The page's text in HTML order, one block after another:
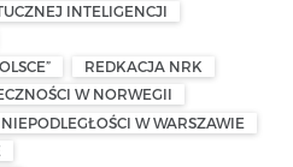
INTELIGENCJI
REDKACJA NRK
W NORWEGII
W WARSZAWIE